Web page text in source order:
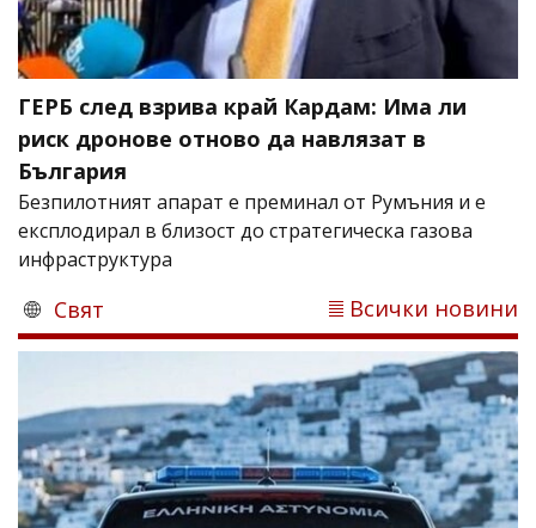
ГЕРБ след взрива край Кардам: Има ли
риск дронове отново да навлязат в
България
Безпилотният апарат е преминал от Румъния и е
експлодирал в близост до стратегическа газова
инфраструктура
Свят Всички новини